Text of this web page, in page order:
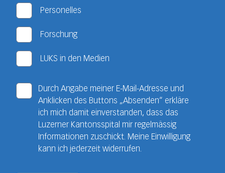
Personelles
Forschung
LUKS in den Medien
Durch Angabe meiner E-Mail-Adresse und
Anklicken des Buttons „Absenden“ erkläre
ich mich damit einverstanden, dass das
Luzerner Kantonsspital mir regelmässig
Informationen zuschickt. Meine Einwilligung
kann ich jederzeit widerrufen.